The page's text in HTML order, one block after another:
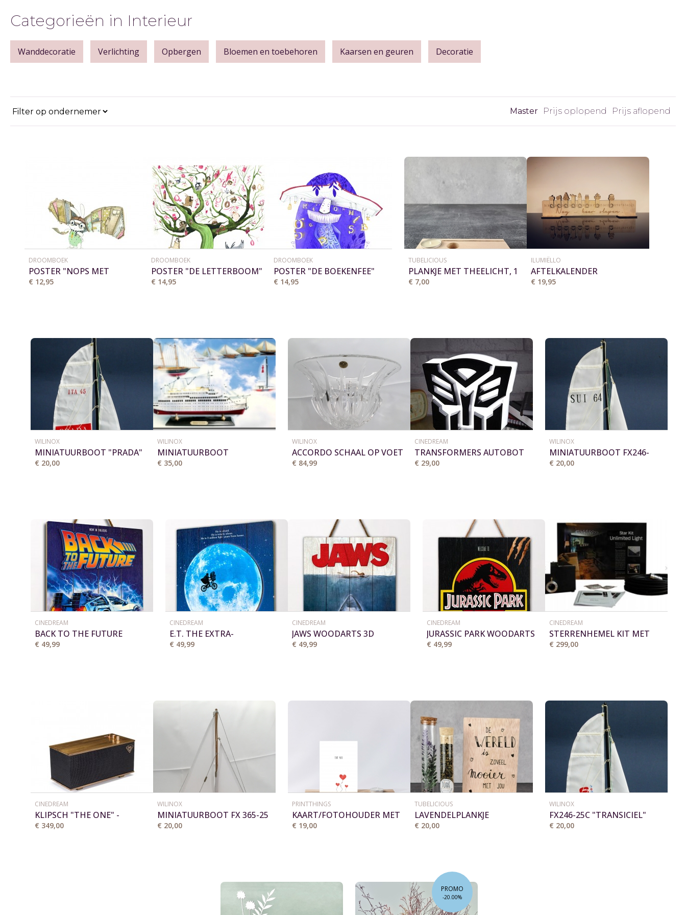
Categorieën in Interieur
Wanddecoratie Verlichting Opbergen Bloemen en toebehoren Kaarsen en geuren Decoratie
Master Prijs oplopend Prijs aflopend
DROOMBOEK
POSTER "NOPS MET
VLEUGELS" 35X50 CM
€ 12,95
DROOMBOEK
POSTER "DE LETTERBOOM"
50X70 CM
€ 14,95
DROOMBOEK
POSTER "DE BOEKENFEE"
50X70 CM
€ 14,95
TUBELICIOUS
PLANKJE MET THEELICHT, 1
BUISJE EN KAART
€ 7,00
ILUMIËLLO
AFTELKALENDER
€ 19,95
WILINOX
MINIATUURBOOT "PRADA"
FX 246-25B
€ 20,00
WILINOX
MINIATUURBOOT
"ROTTERDAM" FX 619-35
€ 35,00
WILINOX
ACCORDO SCHAAL OP VOET
€ 84,99
CINEDREAM
TRANSFORMERS AUTOBOT
LED LIGHT
€ 29,00
WILINOX
MINIATUURBOOT FX246-
25H "ALINGHI"
€ 20,00
CINEDREAM
BACK TO THE FUTURE
WOODARTS 3D
€ 49,99
CINEDREAM
E.T. THE EXTRA-
TERRESTRIAL WOODARTS
€ 49,99
CINEDREAM
JAWS WOODARTS 3D
€ 49,99
CINEDREAM
JURASSIC PARK WOODARTS
3D
€ 49,99
CINEDREAM
STERRENHEMEL KIT MET
168 VEZELS
€ 299,00
CINEDREAM
KLIPSCH "THE ONE" -
BLUETOOTH SPEAKER
€ 349,00
WILINOX
MINIATUURBOOT FX 365-25
W
€ 20,00
PRINTTHINGS
KAART/FOTOHOUDER MET
THEELICHT
€ 19,00
TUBELICIOUS
LAVENDELPLANKJE
€ 20,00
WILINOX
FX246-25C "TRANSICIEL"
€ 20,00
PROMO
-20.00%